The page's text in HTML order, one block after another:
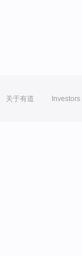
关于有道 Investors